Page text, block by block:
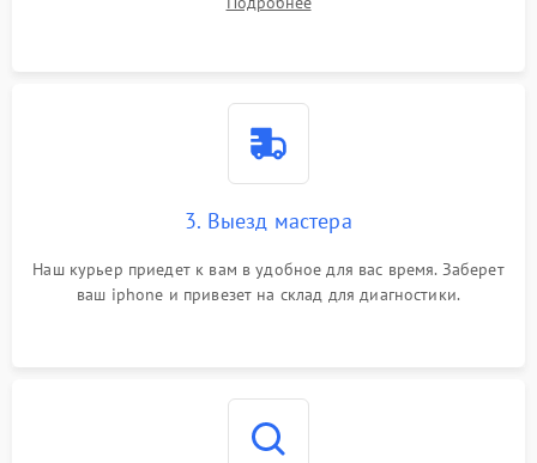
3. Выезд мастера
Наш курьер приедет к вам в удобное для вас время. Заберет
ваш iphone и привезет на склад для диагностики.